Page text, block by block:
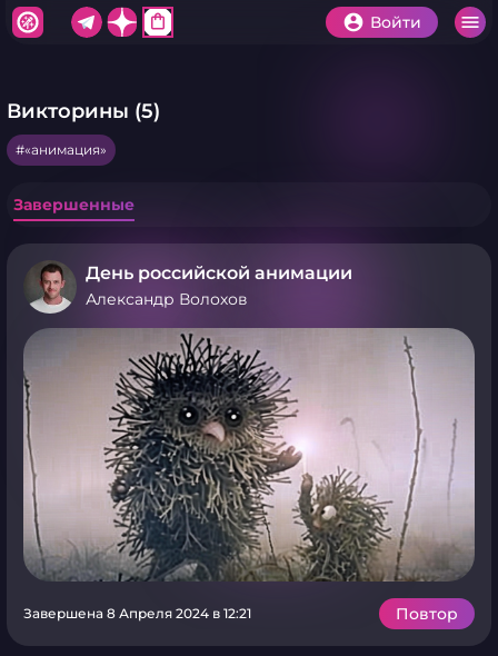
shopping_bag Войти
Викторины (5)
«анимация»
Завершенные
День российской анимации
Александр Волохов
Завершена 8 Апреля 2024 в 12:21 Повтор